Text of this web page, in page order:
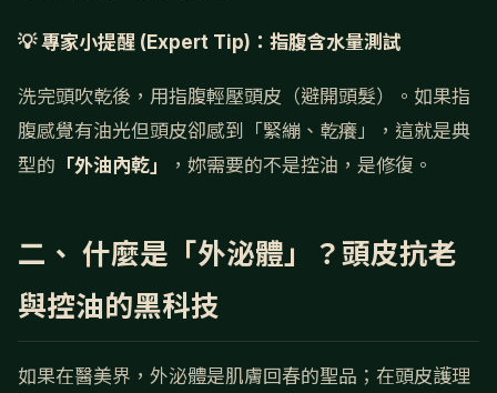
💡 專家小提醒 (Expert Tip)：指腹含水量測試
洗完頭吹乾後，用指腹輕壓頭皮（避開頭髮）。如果指
腹感覺有油光但頭皮卻感到「緊繃、乾癢」，這就是典
型的 「外油內乾」 ，妳需要的不是控油，是修復。
二、 什麼是「外泌體」？頭皮抗老
與控油的黑科技
如果在醫美界，外泌體是肌膚回春的聖品；在頭皮護理